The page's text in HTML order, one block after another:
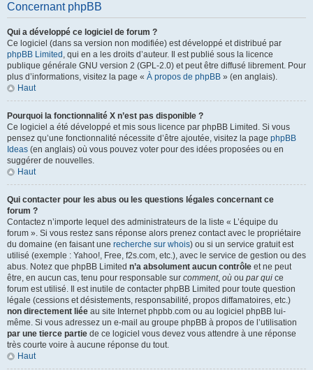
Concernant phpBB
Qui a développé ce logiciel de forum ?
Ce logiciel (dans sa version non modifiée) est développé et distribué par
phpBB Limited , qui en a les droits d’auteur. Il est publié sous la licence
publique générale GNU version 2 (GPL-2.0) et peut être diffusé librement. Pour
plus d’informations, visitez la page « À propos de phpBB » (en anglais).
Haut
Pourquoi la fonctionnalité X n’est pas disponible ?
Ce logiciel a été développé et mis sous licence par phpBB Limited. Si vous
pensez qu’une fonctionnalité nécessite d’être ajoutée, visitez la page phpBB
Ideas (en anglais) où vous pouvez voter pour des idées proposées ou en
suggérer de nouvelles.
Haut
Qui contacter pour les abus ou les questions légales concernant ce
forum ?
Contactez n’importe lequel des administrateurs de la liste « L’équipe du
forum ». Si vous restez sans réponse alors prenez contact avec le propriétaire
du domaine (en faisant une recherche sur whois) ou si un service gratuit est
utilisé (exemple : Yahoo!, Free, f2s.com, etc.), avec le service de gestion ou des
abus. Notez que phpBB Limited n’a absolument aucun contrôle et ne peut
être, en aucun cas, tenu pour responsable sur comment, où ou par qui ce
forum est utilisé. Il est inutile de contacter phpBB Limited pour toute question
légale (cessions et désistements, responsabilité, propos diffamatoires, etc.)
non directement liée au site Internet phpbb.com ou au logiciel phpBB lui-
même. Si vous adressez un e-mail au groupe phpBB à propos de l’utilisation
par une tierce partie de ce logiciel vous devez vous attendre à une réponse
très courte voire à aucune réponse du tout.
Haut